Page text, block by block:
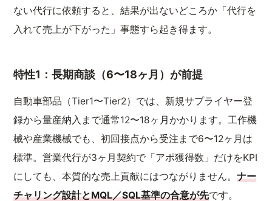
ない代行に依頼すると、結果が出ないどころか「代行を
入れて売上が下がった」事態すら起き得ます。
特性1：長期商談（6〜18ヶ月）が前提
自動車部品（Tier1〜Tier2）では、新規サプライヤー登
録から量産納入まで通常12〜18ヶ月かかります。工作機
械や産業機械でも、初回接点から受注まで6〜12ヶ月は
標準。営業代行が3ヶ月契約で「アポ獲得数」だけをKPI
にしても、本質的な売上貢献にはつながりません。ナー
チャリング設計とMQL／SQL基準の合意が先です。